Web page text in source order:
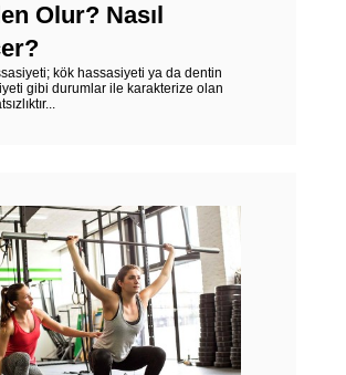
Olur? Nasıl
kök hassasiyeti ya da dentin
gibi durumlar ile karakterize olan